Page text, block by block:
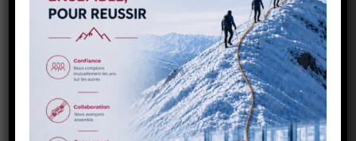
Nous intervenons pour
prévenir les effets
collatéraux desrestructurations: stress,
démotivation
, syndrome du survivant. Un
accompagnement prévient les arrêts liés à
l’angoisse, limite les conflits et maintient la
cohésion. Il permet de sécuriser le collectif,
même lorsque le risque d’emploi n’est pas